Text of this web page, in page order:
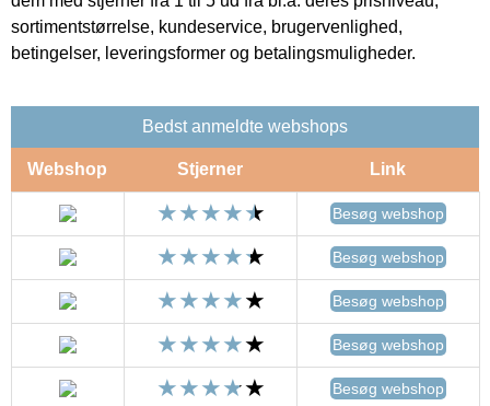
sortimentstørrelse, kundeservice, brugervenlighed,
betingelser, leveringsformer og betalingsmuligheder.
Bedst anmeldte webshops
Webshop Stjerner Link
Besøg webshop
Besøg webshop
Besøg webshop
Besøg webshop
Besøg webshop